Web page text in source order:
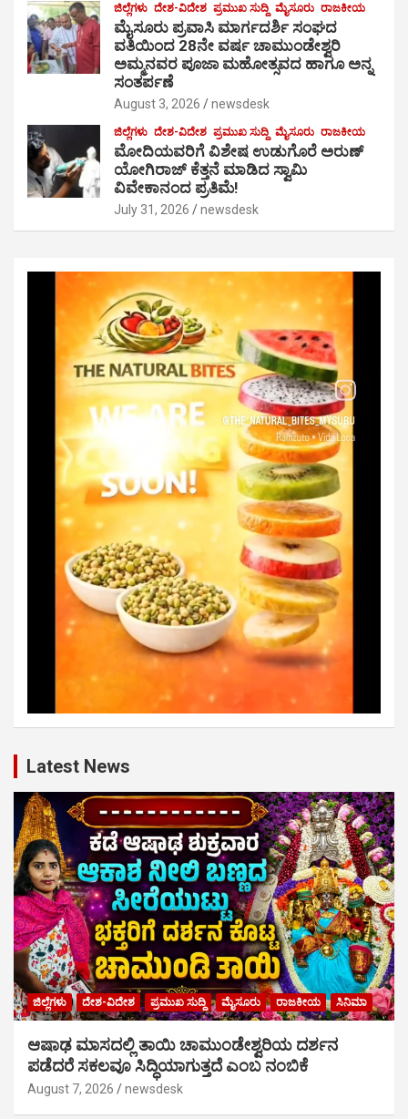
ಜಿಲ್ಲೆಗಳು ದೇಶ-ವಿದೇಶ ಪ್ರಮುಖ ಸುದ್ದಿ ಮೈಸೂರು ರಾಜಕೀಯ
ಮೈಸೂರು ಪ್ರವಾಸಿ ಮಾರ್ಗದರ್ಶಿ ಸಂಘದ
ವತಿಯಿಂದ 28ನೇ ವರ್ಷ ಚಾಮುಂಡೇಶ್ವರಿ
ಅಮ್ಮನವರ ಪೂಜಾ ಮಹೋತ್ಸವದ ಹಾಗೂ ಅನ್ನ
ಸಂತರ್ಪಣೆ
August 3, 2026 newsdesk
ಜಿಲ್ಲೆಗಳು ದೇಶ-ವಿದೇಶ ಪ್ರಮುಖ ಸುದ್ದಿ ಮೈಸೂರು ರಾಜಕೀಯ
ಮೋದಿಯವರಿಗೆ ವಿಶೇಷ ಉಡುಗೊರೆ ಅರುಣ್
ಯೋಗಿರಾಜ್ ಕೆತ್ತನೆ ಮಾಡಿದ ಸ್ವಾಮಿ
ವಿವೇಕಾನಂದ ಪ್ರತಿಮೆ!
July 31, 2026 newsdesk
Latest News
ಜಿಲ್ಲೆಗಳು ದೇಶ-ವಿದೇಶ ಪ್ರಮುಖ ಸುದ್ದಿ ಮೈಸೂರು ರಾಜಕೀಯ ಸಿನಿಮಾ
ಆಷಾಢ ಮಾಸದಲ್ಲಿ ತಾಯಿ ಚಾಮುಂಡೇಶ್ವರಿಯ ದರ್ಶನ
ಪಡೆದರೆ ಸಕಲವೂ ಸಿದ್ಧಿಯಾಗುತ್ತದೆ ಎಂಬ ನಂಬಿಕೆ
August 7, 2026 newsdesk